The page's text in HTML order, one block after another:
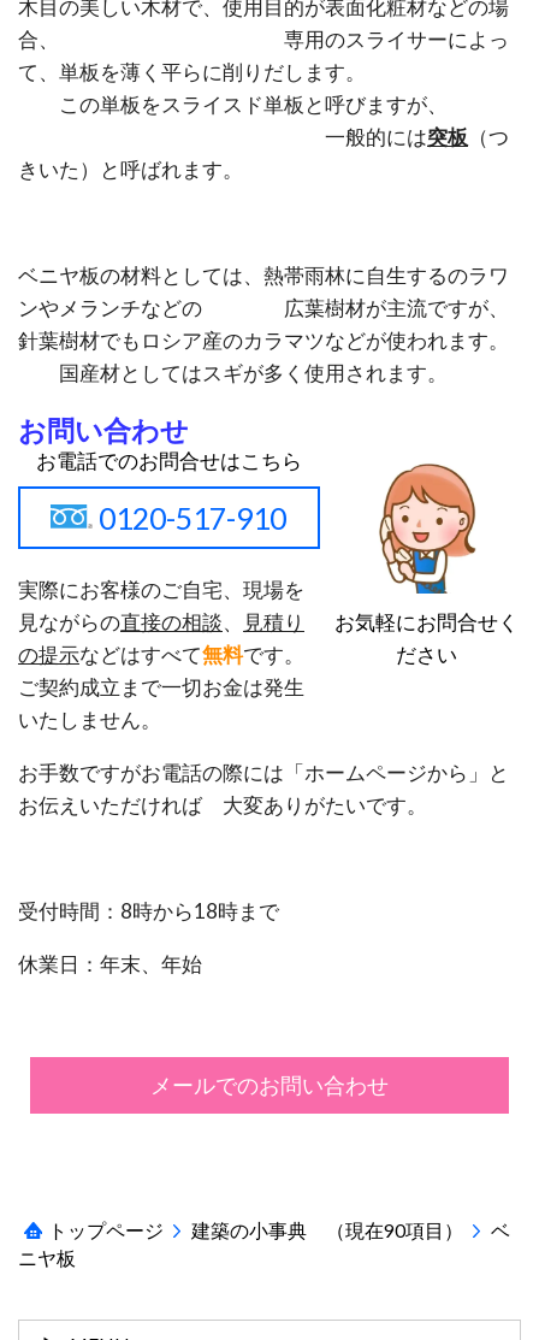
木目の美しい木材で、使用目的が表面化粧材などの場
合、 専用のスライサーによっ
て、単板を薄く平らに削りだします。
この単板をスライスド単板と呼びますが、
一般的には突板 （つ
きいた）と呼ばれます。
ベニヤ板の材料としては、熱帯雨林に自生するのラワ
ンやメランチなどの 広葉樹材が主流ですが、
針葉樹材でもロシア産のカラマツなどが使われます。
国産材としてはスギが多く使用されます。
お問い合わせ
お気軽にお問合せく
ださい
お電話でのお問合せはこちら
0120-517-910
実際にお客様のご自宅、現場を
見ながらの直接の相談、
見積り
の提示などはすべて無料です。
ご契約成立まで一切お金は発生
いたしません。
お手数ですがお電話の際には「ホームページから」と
お伝えいただければ 大変ありがたいです。
受付時間：8時から18時まで
休業日：年末、年始
メールでのお問い合わせ
トップページ 建築の小事典 （現在90項目）
ベ
ニヤ板